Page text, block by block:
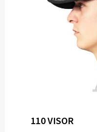
110 VISOR